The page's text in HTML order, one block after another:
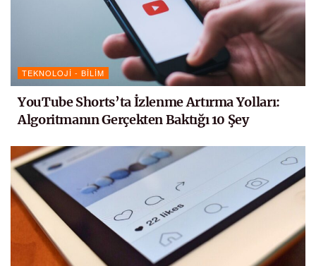
TEKNOLOJI - BILIM
YouTube Shorts’ta İzlenme Artırma Yolları:
Algoritmanın Gerçekten Baktığı 10 Şey